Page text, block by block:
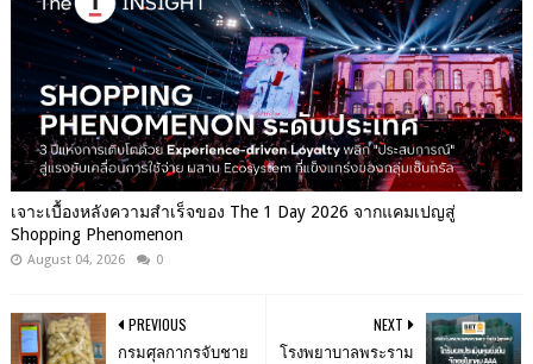
เจาะเบื้องหลังความสำเร็จของ The 1 Day 2026 จากแคมเปญสู่
Shopping Phenomenon
August 04, 2026 0
NEXT
โรงพยาบาลพระราม
PREVIOUS
กรมศุลกากรจับชาย